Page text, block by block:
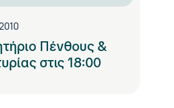
Πένθους &
στις 18:00